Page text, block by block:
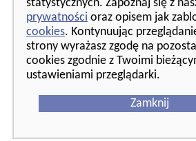
statystycznych. Zapoznaj się z
prywatności oraz opisem jak
cookies. Kontynuując
strony wyrażasz zgodę na
cookies zgodnie z Twoimi
ustawieniami przeglądarki.
Zamknij